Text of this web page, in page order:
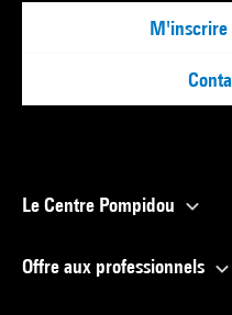
M'inscrire
Le Centre Pompidou
Offre aux professionnels